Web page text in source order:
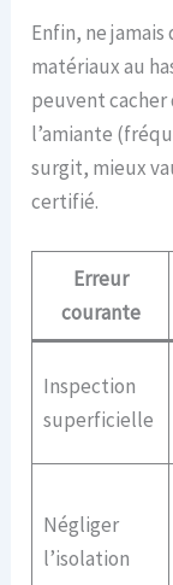
Enfin, ne
matériaux au
peuvent cacher
l’amiante
surgit, mieux
certifié.
Erreur
courante
Inspection
superficielle
Négliger
l’isolation